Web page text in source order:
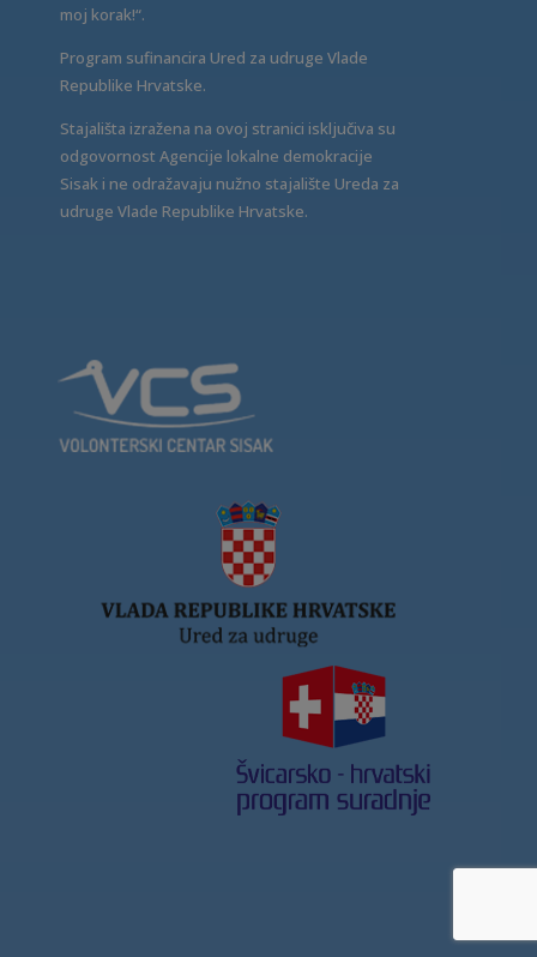
moj korak!“.
Program sufinancira Ured za udruge Vlade
Republike Hrvatske.
Stajališta izražena na ovoj stranici isključiva su
odgovornost Agencije lokalne demokracije
Sisak i ne odražavaju nužno stajalište Ureda za
udruge Vlade Republike Hrvatske.